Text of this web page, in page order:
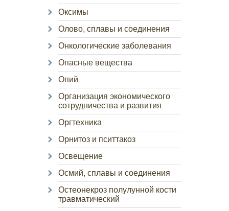
Оксимы
Олово, сплавы и соединения
Онкологические заболевания
Опасные вещества
Опий
Организация экономического
сотрудничества и развития
Оргтехника
Орнитоз и пситтакоз
Освещение
Осмий, сплавы и соединения
Остеонекроз полулунной кости
травматический